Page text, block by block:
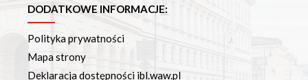
DODATKOWE INFORMACJE:
Polityka prywatności
Mapa strony
Deklaracja dostępności ibl.waw.pl